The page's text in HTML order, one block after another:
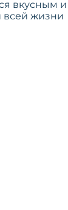
вкусным и
всей жизни